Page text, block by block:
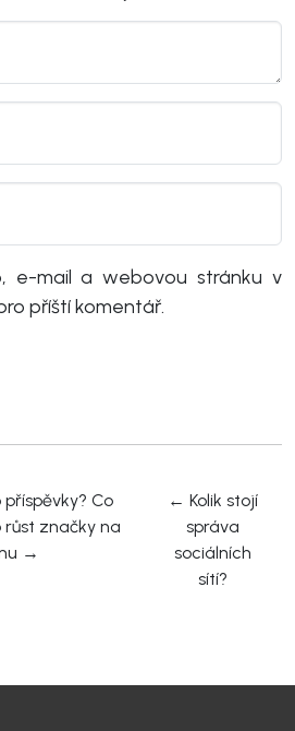
e-mail a webovou stránku v
příští komentář.
Co
značky na
→
← Kolik stojí
správa
sociálních
sítí?